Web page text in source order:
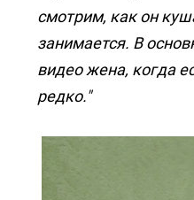
смотрим, как он
занимается. В
видео жена, когда
редко."